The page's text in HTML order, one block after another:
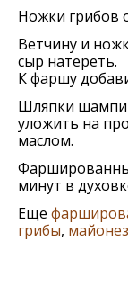
Ножки грибов
Ветчину и
сыр натереть.
К фаршу
Шляпки
уложить на
маслом.
минут в
Еще
грибы, майонез